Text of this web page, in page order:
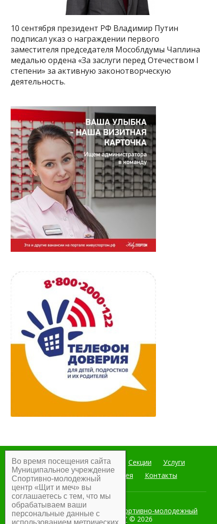
10 сентября президент РФ Владимир Путин
подписал указ о награждении первого
заместителя председателя Мособлдумы Чаплина
медалью ордена «За заслуги перед Отечеством I
степени» за активную законотворческую
деятельность.
Главная Мероприятия Секции
Услуги
Документы
Фотогалерея Контакты
Муниципальное учреждение Спортивно-молодежный
центр "Щит и меч" © 2026
Во время посещения сайта
Муниципальное учреждение
Спортивно-молодежный
центр «Щит и меч» вы
соглашаетесь с тем, что мы
обрабатываем ваши
персональные данные с
использованием метрических